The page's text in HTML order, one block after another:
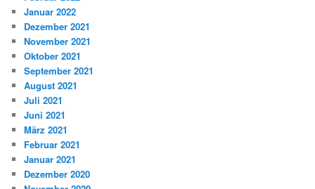
Januar 2022
Dezember 2021
November 2021
Oktober 2021
September 2021
August 2021
Juli 2021
Juni 2021
März 2021
Februar 2021
Januar 2021
Dezember 2020